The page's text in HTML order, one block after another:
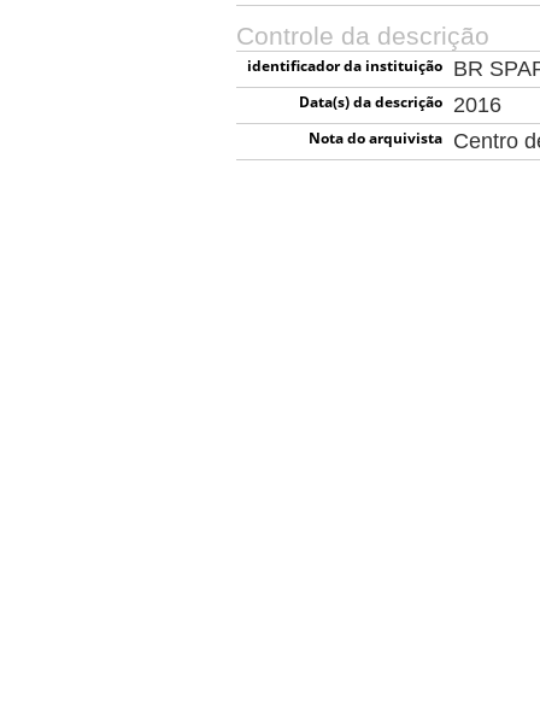
Controle da descrição
identificador da instituição BR
Data(s) da descrição 2016
Nota do arquivista Centro